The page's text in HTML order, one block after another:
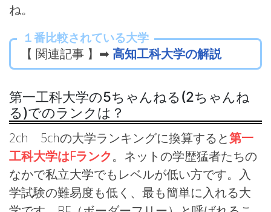
ね。
１番比較されている大学
【 関連記事 】➡ 高知工科大学の解説
第一工科大学の5ちゃんねる(2ちゃんね
る)でのランクは？
2ch 5chの大学ランキングに換算すると第一
工科大学はFランク。ネットの学歴猛者たちの
なかで私立大学でもレベルが低い方です。入
学試験の難易度も低く、最も簡単に入れる大